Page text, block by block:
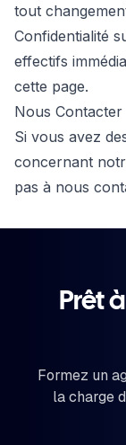
tout
Confidentialité
effectifs
cette page.
Nous Contacter
Si vous avez
concernant
pas à nous
Prêt
Formez un
la charge